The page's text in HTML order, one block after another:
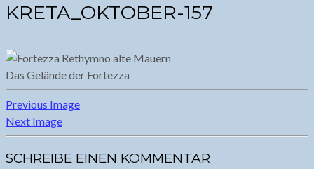
KRETA_OKTOBER-157
Das Gelände der Fortezza
Previous Image
Next Image
SCHREIBE EINEN KOMMENTAR